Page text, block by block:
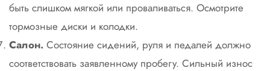
быть слишком мягкой или проваливаться. Осмотрите
тормозные диски и колодки.
Салон. Состояние сидений, руля и педалей должно
соответствовать заявленному пробегу. Сильный износ